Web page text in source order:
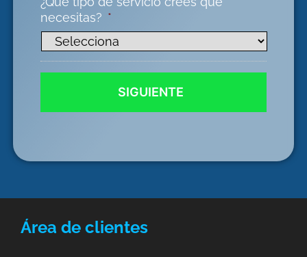
necesitas? *
Área de clientes